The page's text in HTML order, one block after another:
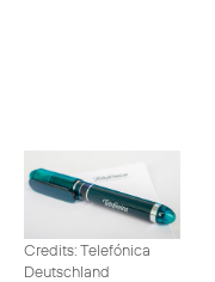
Credits: Telefónica
Deutschland